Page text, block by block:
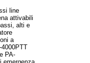
line
attivabili
alti e
a
PA-